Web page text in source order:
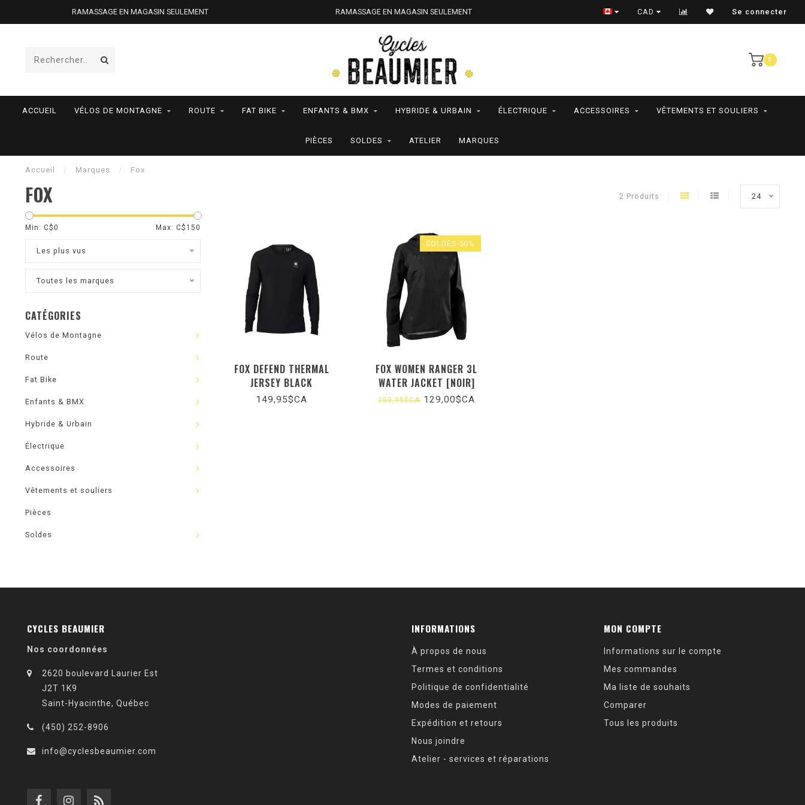
RAMASSAGE EN MAGASIN SEULEMENT RAMASSAGE EN MAGASIN SEULEMENT RAMASSAGE EN MAGASIN SEULEMENT
CAD Se connecter
0
ACCUEIL VÉLOS DE MONTAGNE ROUTE FAT BIKE ENFANTS & BMX HYBRIDE & URBAIN ÉLECTRIQUE ACCESSOIRES VÊTEMENTS ET SOULIERS
PIÈCES SOLDES ATELIER MARQUES
Accueil / Marques / Fox
FOX 2 Produits 24
Min: C$0 Max: C$ 150
Les plus vus
Toutes les marques
CATÉGORIES
Vélos de Montagne
Route
Fat Bike
Enfants & BMX
Hybride & Urbain
Électrique
Accessoires
Vêtements et souliers
Pièces
Soldes
FOX DEFEND THERMAL
JERSEY BLACK
149,95$CA
SOLDES-50%
FOX WOMEN RANGER 3L
WATER JACKET [NOIR]
259,95$CA129,00$CA
CYCLES BEAUMIER
Nos coordonnées
2620 boulevard Laurier Est
J2T 1K9
Saint-Hyacinthe, Québec
(450) 252-8906
info@cyclesbeaumier.com
INFORMATIONS
À propos de nous
Termes et conditions
Politique de confidentialité
Modes de paiement
Expédition et retours
Nous joindre
Atelier - services et réparations
MON COMPTE
Informations sur le compte
Mes commandes
Ma liste de souhaits
Comparer
Tous les produits